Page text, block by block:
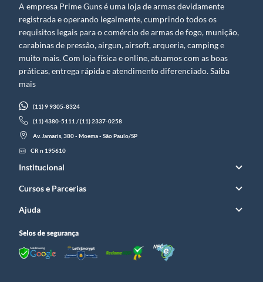
A empresa Prime Guns é uma loja de armas devidamente
registrada e operando legalmente, cumprindo todos os
requisitos legais para o comércio de armas de fogo, munição,
carabinas de pressão, airgun, airsoft, arqueria, camping e
muito mais. Com loja física e online, atuamos com as boas
práticas, entrega rápida e atendimento diferenciado. Saiba
mais
(11) 9 9305-8324
(11) 4380-5111 / (11) 2337-0258
Av. Jamaris, 380 - Moema - São Paulo/SP
CR n 195610
Institucional
Cursos e Parcerias
Ajuda